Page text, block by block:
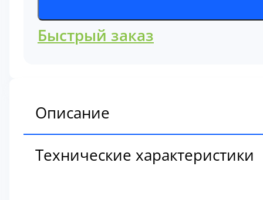
цилиндров
Komatsu
(6745-
Быстрый заказ
Описание
Технические характеристики